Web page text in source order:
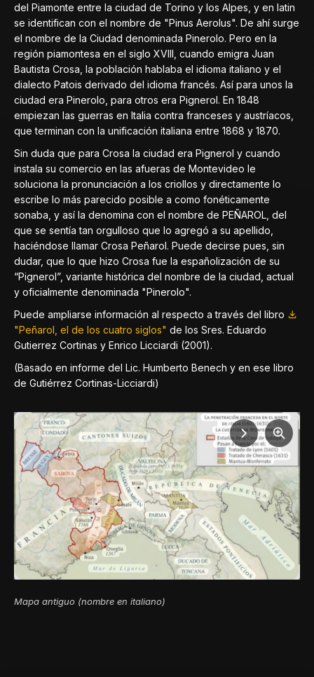
del Piamonte entre la ciudad de Torino y los Alpes, y en latin
se identifican con el nombre de "Pinus Aerolus". De ahí surge
el nombre de la Ciudad denominada Pinerolo. Pero en la
región piamontesa en el siglo XVIII, cuando emigra Juan
Bautista Crosa, la población hablaba el idioma italiano y el
dialecto Patois derivado del idioma francés. Así para unos la
ciudad era Pinerolo, para otros era Pignerol. En 1848
empiezan las guerras en Italia contra franceses y austríacos,
que terminan con la unificación italiana entre 1868 y 1870.
Sin duda que para Crosa la ciudad era Pignerol y cuando
instala su comercio en las afueras de Montevideo le
soluciona la pronunciación a los criollos y directamente lo
escribe lo más parecido posible a como fonéticamente
sonaba, y así la denomina con el nombre de PEÑAROL, del
que se sentía tan orgulloso que lo agregó a su apellido,
haciéndose llamar Crosa Peñarol. Puede decirse pues, sin
dudar, que lo que hizo Crosa fue la españolización de su
“Pignerol”, variante histórica del nombre de la ciudad, actual
y oficialmente denominada "Pinerolo".
Puede ampliarse información al respecto a través del libro
"Peñarol, el de los cuatro siglos" de los Sres. Eduardo
Gutierrez Cortinas y Enrico Licciardi (2001).
(Basado en informe del Lic. Humberto Benech y en ese libro
de Gutiérrez Cortinas-Licciardi)
Mapa antiguo (nombre en italiano)